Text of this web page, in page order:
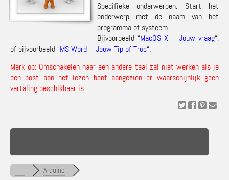
Specifieke onderwerpen: Start het
onderwerp met de naam van het
programma of systeem.
Bijvoorbeeld “MacOS X – Jouw vraag“,
of bijvoorbeeld “MS Word – Jouw Tip of Truc“.
Merk op: Omschakelen naar een andere taal zal niet werken als je
een post aan het lezen bent aangezien er waarschijnlijk geen
vertaling beschikbaar is.
Arduino